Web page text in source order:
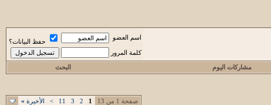
اسم العضو
حفظ البيانات؟
كلمة المرور
مشاركات اليوم البحث
صفحة 1 من 13 1
2
3
11
> الأخيرة »